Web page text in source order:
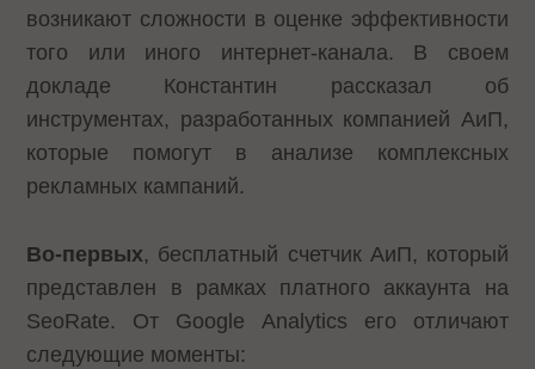
возникают сложности в оценке эффективности
того или иного интернет-канала. В своем
докладе Константин рассказал об
инструментах, разработанных компанией АиП,
которые помогут в анализе комплексных
рекламных кампаний.
Во-первых, бесплатный счетчик АиП, который
представлен в рамках платного аккаунта на
SeoRate. От Google Analytics его отличают
следующие моменты: